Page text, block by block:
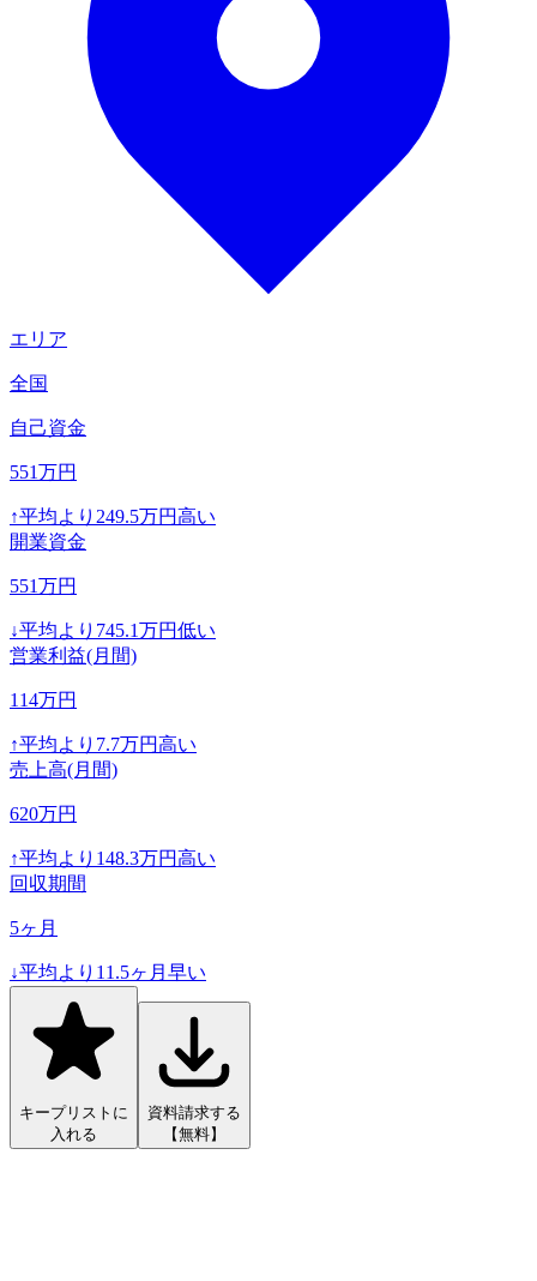
エリア
全国
自己資金
551万円
↑平均より 249.5万円高い
開業資金
551万円
↓平均より 745.1万円低い
営業利益(月間)
114万円
↑平均より 7.7万円高い
売上高(月間)
620万円
↑平均より 148.3万円高い
回収期間
5ヶ月
↓平均より 11.5ヶ月早い
キープリストに
入れる
資料請求する
【無料】